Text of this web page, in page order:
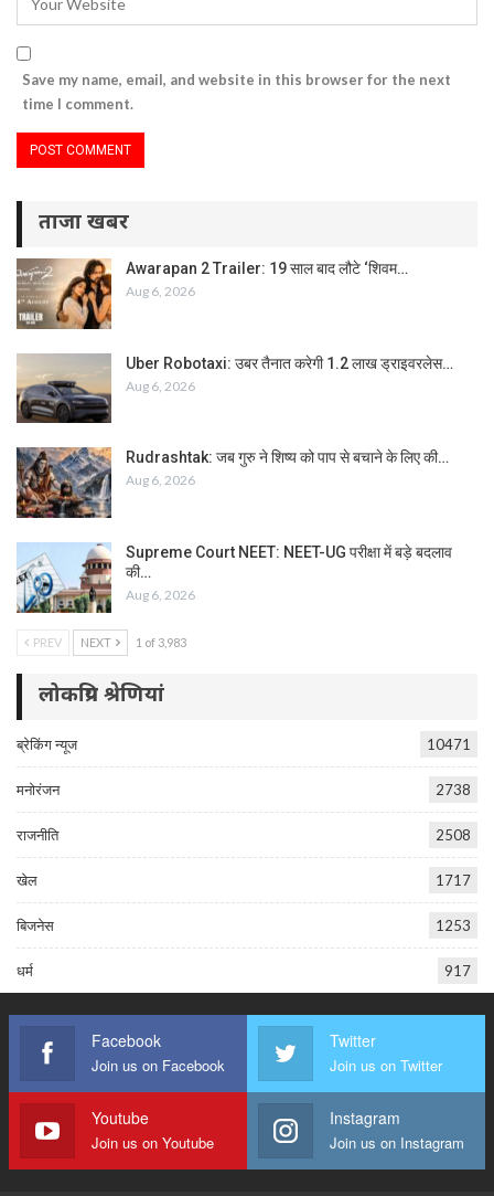
Save my name, email, and website in this browser for the next
time I comment.
ताजा खबर
Awarapan 2 Trailer: 19 साल बाद लौटे ‘शिवम…
Aug 6, 2026
Uber Robotaxi: उबर तैनात करेगी 1.2 लाख ड्राइवरलेस…
Aug 6, 2026
Rudrashtak: जब गुरु ने शिष्य को पाप से बचाने के लिए की…
Aug 6, 2026
Supreme Court NEET: NEET-UG परीक्षा में बड़े बदलाव
की…
Aug 6, 2026
PREV NEXT 1 of 3,983
लोकप्रिय श्रेणियां
ब्रेकिंग न्यूज 10471
मनोरंजन 2738
राजनीति 2508
खेल 1717
बिजनेस 1253
धर्म 917
Facebook
Join us on Facebook
Twitter
Join us on Twitter
Youtube
Join us on Youtube
Instagram
Join us on Instagram